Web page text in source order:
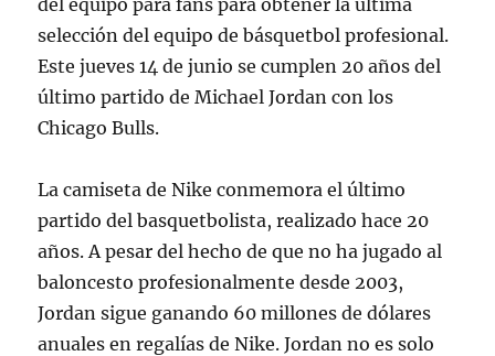
del equipo para fans para obtener la última
selección del equipo de básquetbol profesional.
Este jueves 14 de junio se cumplen 20 años del
último partido de Michael Jordan con los
Chicago Bulls.
La camiseta de Nike conmemora el último
partido del basquetbolista, realizado hace 20
años. A pesar del hecho de que no ha jugado al
baloncesto profesionalmente desde 2003,
Jordan sigue ganando 60 millones de dólares
anuales en regalías de Nike. Jordan no es solo